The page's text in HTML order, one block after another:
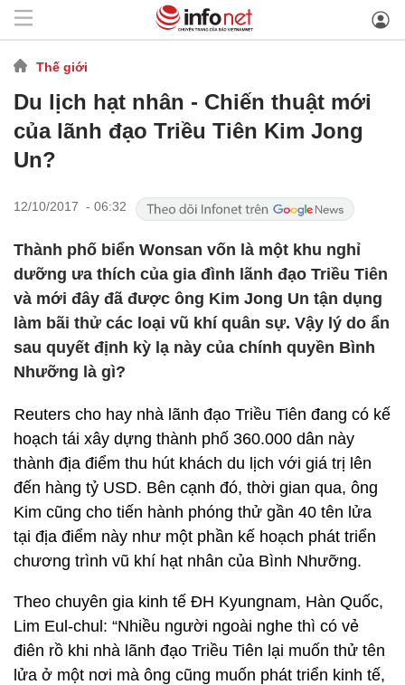
Thế giới
Du lịch hạt nhân - Chiến thuật mới
của lãnh đạo Triều Tiên Kim Jong
Un?
12/10/2017 - 06:32
Thành phố biển Wonsan vốn là một khu nghỉ
dưỡng ưa thích của gia đình lãnh đạo Triều Tiên
và mới đây đã được ông Kim Jong Un tận dụng
làm bãi thử các loại vũ khí quân sự. Vậy lý do ẩn
sau quyết định kỳ lạ này của chính quyền Bình
Nhưỡng là gì?
Reuters cho hay nhà lãnh đạo Triều Tiên đang có kế
hoạch tái xây dựng thành phố 360.000 dân này
thành địa điểm thu hút khách du lịch với giá trị lên
đến hàng tỷ USD. Bên cạnh đó, thời gian qua, ông
Kim cũng cho tiến hành phóng thử gần 40 tên lửa
tại địa điểm này như một phần kế hoạch phát triển
chương trình vũ khí hạt nhân của Bình Nhưỡng.
Theo chuyên gia kinh tế ĐH Kyungnam, Hàn Quốc,
Lim Eul-chul: “Nhiều người ngoài nghe thì có vẻ
điên rồ khi nhà lãnh đạo Triều Tiên lại muốn thử tên
lửa ở một nơi mà ông cũng muốn phát triển kinh tế,